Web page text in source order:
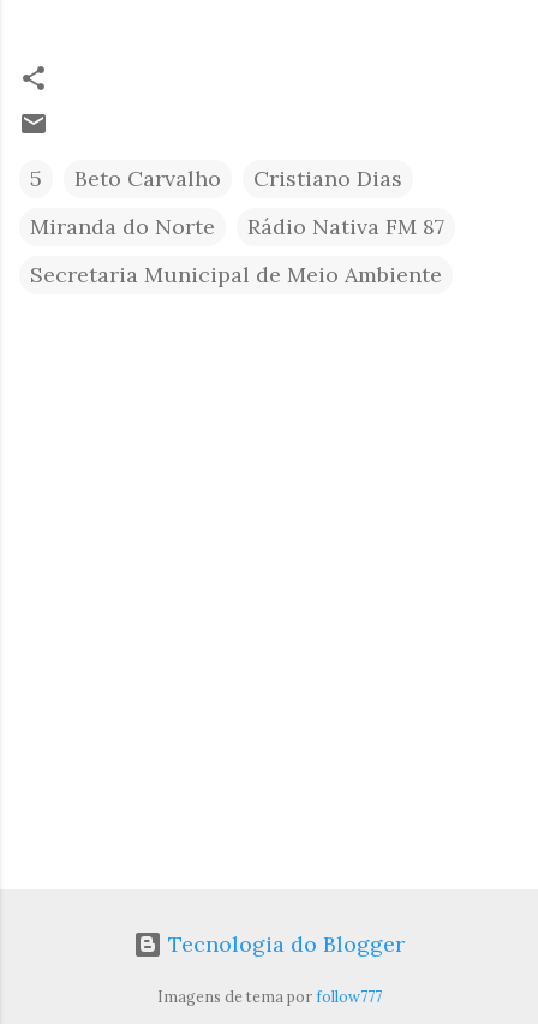
5 Beto Carvalho
Cristiano Dias
Miranda do Norte
Rádio Nativa FM 87
Secretaria Municipal de Meio Ambiente
Tecnologia do Blogger
Imagens de tema porfollow777